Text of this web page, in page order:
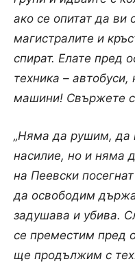
ако се опитат да ви
магистралите и
спират. Елате пред
техника – автобуси,
машини! Свържете
„Няма да рушим, да
насилие, но и няма
на Пеевски посегнат
да освободим
задушава и убива.
се преместим пред
ще продължим с